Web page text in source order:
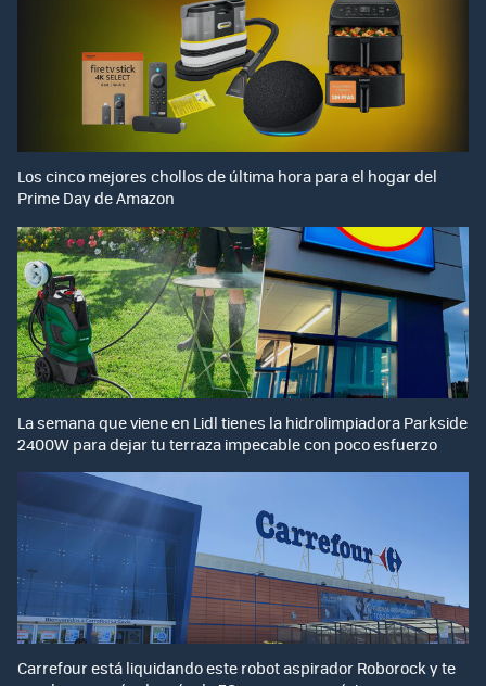
Los cinco mejores chollos de última hora para el hogar del
Prime Day de Amazon
La semana que viene en Lidl tienes la hidrolimpiadora Parkside
2400W para dejar tu terraza impecable con poco esfuerzo
Carrefour está liquidando este robot aspirador Roborock y te